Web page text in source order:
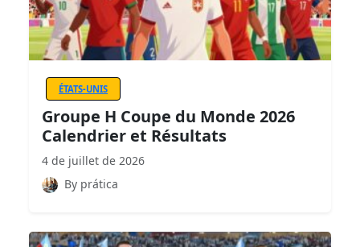
ÉTATS-UNIS
Groupe H Coupe du Monde 2026
Calendrier et Résultats
4 de juillet de 2026
By prática